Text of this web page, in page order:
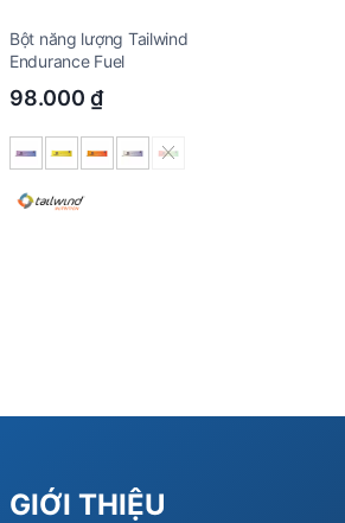
Bột năng lượng Tailwind
Endurance Fuel
98.000 ₫
GIỚI THIỆU